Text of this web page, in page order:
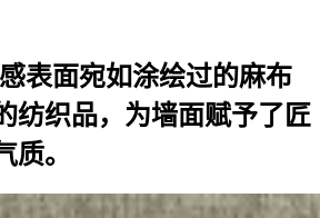
表面宛如涂绘过的麻布
纺织品，为墙面赋予了匠
。